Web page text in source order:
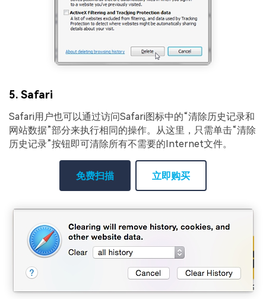
5. Safari
Safari用户也可以通过访问Safari图标中的“清除历史记录和
网站数据”部分来执行相同的操作。从这里，只需单击“清除
历史记录”按钮即可清除所有不需要的Internet文件。
免费扫描 立即购买